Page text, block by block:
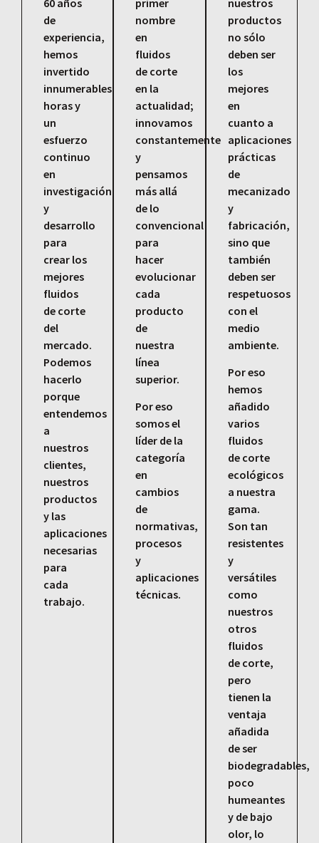
60 años
de
experiencia,
hemos
invertido
innumerables
horas y
un
esfuerzo
continuo
en
investigación
y
desarrollo
para
crear los
mejores
fluidos
de corte
del
mercado.
Podemos
hacerlo
porque
entendemos
a
nuestros
clientes,
nuestros
productos
y las
aplicaciones
necesarias
para
cada
trabajo.
primer
nombre
en
fluidos
de corte
en la
actualidad;
innovamos
constantemente
y
pensamos
más allá
de lo
convencional
para
hacer
evolucionar
cada
producto
de
nuestra
línea
superior.
Por eso
somos el
líder de la
categoría
en
cambios
de
normativas,
procesos
y
aplicaciones
técnicas.
nuestros
productos
no sólo
deben ser
los
mejores
en
cuanto a
aplicaciones
prácticas
de
mecanizado
y
fabricación,
sino que
también
deben ser
respetuosos
con el
medio
ambiente.
Por eso
hemos
añadido
varios
fluidos
de corte
ecológicos
a nuestra
gama.
Son tan
resistentes
y
versátiles
como
nuestros
otros
fluidos
de corte,
pero
tienen la
ventaja
añadida
de ser
biodegradables,
poco
humeantes
y de bajo
olor, lo